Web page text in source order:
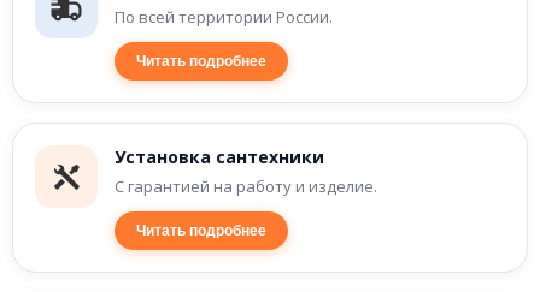
По всей территории России.
Читать подробнее
Установка сантехники
С гарантией на работу и изделие.
Читать подробнее